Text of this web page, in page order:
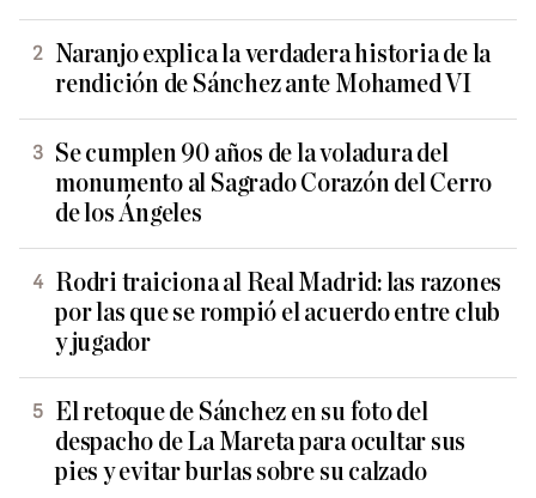
Naranjo explica la verdadera historia de la
rendición de Sánchez ante Mohamed VI
Se cumplen 90 años de la voladura del
monumento al Sagrado Corazón del Cerro
de los Ángeles
Rodri traiciona al Real Madrid: las razones
por las que se rompió el acuerdo entre club
y jugador
El retoque de Sánchez en su foto del
despacho de La Mareta para ocultar sus
pies y evitar burlas sobre su calzado